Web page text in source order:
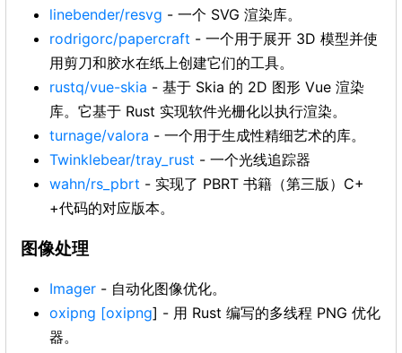
linebender/resvg - 一个 SVG 渲染库。
rodrigorc/papercraft - 一个用于展开 3D 模型并使
用剪刀和胶水在纸上创建它们的工具。
rustq/vue-skia - 基于 Skia 的 2D 图形 Vue 渲染
库。它基于 Rust 实现软件光栅化以执行渲染。
turnage/valora - 一个用于生成性精细艺术的库。
Twinklebear/tray_rust - 一个光线追踪器
wahn/rs_pbrt - 实现了 PBRT 书籍（第三版）C+
+代码的对应版本。
图像处理
Imager - 自动化图像优化。
oxipng [oxipng] - 用 Rust 编写的多线程 PNG 优化
器。